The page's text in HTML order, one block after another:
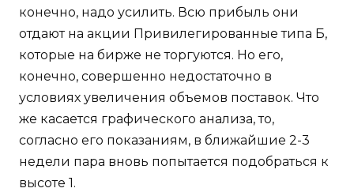
конечно, надо усилить. Всю прибыль они
отдают на акции Привилегированные типа Б,
которые на бирже не торгуются. Но его,
конечно, совершенно недостаточно в
условиях увеличения объемов поставок. Что
же касается графического анализа, то,
согласно его показаниям, в ближайшие 2-3
недели пара вновь попытается подобраться к
высоте 1.